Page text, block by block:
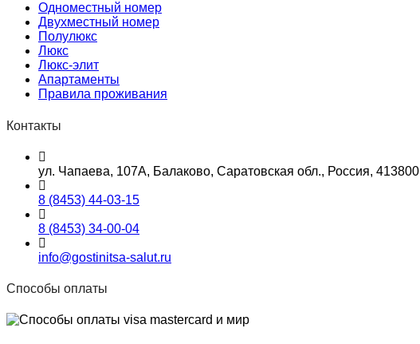
Одноместный номер
Двухместный номер
Полулюкс
Люкс
Люкс-элит
Апартаменты
Правила проживания
Контакты
ул. Чапаева, 107А, Балаково, Саратовская обл., Россия, 413800
8 (8453) 44-03-15
8 (8453) 34-00-04
info@gostinitsa-salut.ru
Способы оплаты